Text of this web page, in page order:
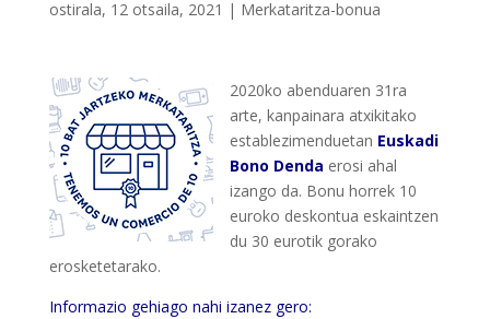
ostirala, 12 otsaila, 2021 | Merkataritza-bonua
2020ko abenduaren 31ra
arte, kanpainara atxikitako
establezimenduetan Euskadi
Bono Denda erosi ahal
izango da. Bonu horrek 10
euroko deskontua eskaintzen
du 30 eurotik gorako
erosketetarako.
Informazio gehiago nahi izanez gero: